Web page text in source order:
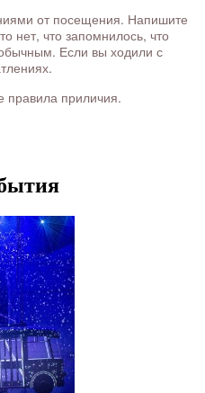
от посещения. Напишите
нет, что запомнилось, что
Если вы ходили с
правила приличия.